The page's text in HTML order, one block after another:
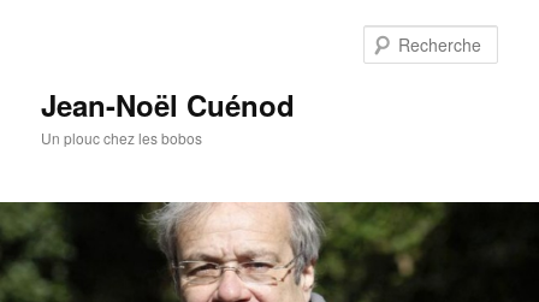
Jean-Noël Cuénod
Un plouc chez les bobos